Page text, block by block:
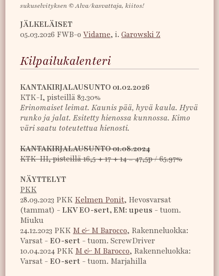
sukuselvityksen © Alva/kasvattaja, kiitos!
JÄLKELÄISET
05.03.2026 FWB-oVidame, i.Garowski Z
Kilpailukalenteri
KANTAKIRJALAUSUNTO 01.02.2026
KTK-I, pisteillä 83.30%
Erinomaiset leimat. Kaunis pää, hyvä kaula. Hyvä
runko ja jalat. Esitetty hienossa kunnossa. Kimo
väri saatu toteutettua hienosti.
KANTAKIRJALAUSUNTO 01.08.2024
KTK-III, pisteillä 16,5 + 17 + 14 = 47,5p / 65.97%
NÄYTTELYT
PKK
28.09.2023 PKK Kelmen Ponit, Hevosvarsat
(tammat) -LKV EO-sert, EM: upeus - tuom.
Miuku
24.12.2023 PKK M & M Barocco, Rakenneluokka:
Varsat -EO-sert - tuom. ScrewDriver
10.04.2024 PKK M & M Barocco, Rakenneluokka:
Varsat -EO-sert - tuom. Marjahilla